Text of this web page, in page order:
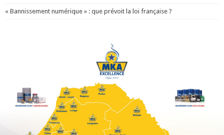
« Bannissement numérique » : que prévoit la loi française ?